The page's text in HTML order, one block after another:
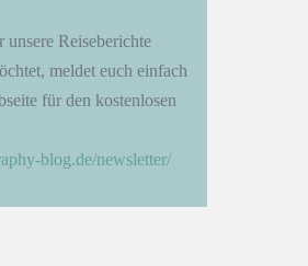
Reiseberichte
meldet euch einfach
für den kostenlosen
blog.de/newsletter/